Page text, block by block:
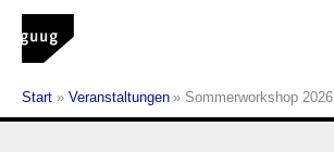
Zum
Inhalt
springen
Start Veranstaltungen Sommerworkshop 2026